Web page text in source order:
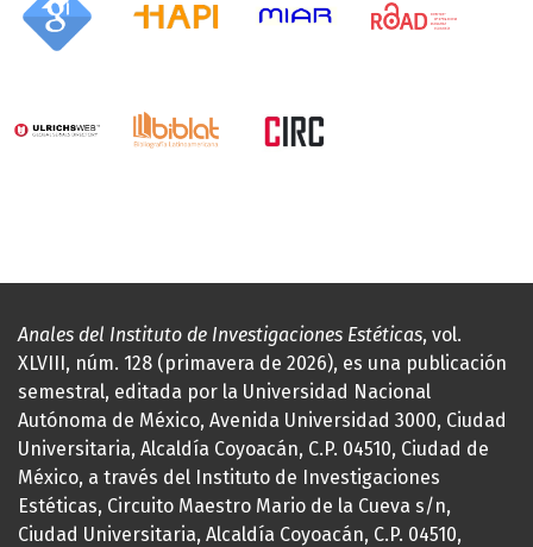
Anales del Instituto de Investigaciones Estéticas, vol.
XLVIII, núm. 128 (primavera de 2026), es una publicación
semestral, editada por la Universidad Nacional
Autónoma de México, Avenida Universidad 3000, Ciudad
Universitaria, Alcaldía Coyoacán, C.P. 04510, Ciudad de
México, a través del Instituto de Investigaciones
Estéticas, Circuito Maestro Mario de la Cueva s/n,
Ciudad Universitaria, Alcaldía Coyoacán, C.P. 04510,